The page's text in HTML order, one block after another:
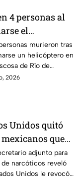
4 personas al
el
en el que
en zona
de Río de
murieron tras
un helicóptero en
de Río de
impacto provocó un
2026
Unidos quitó
que
vínculos con
criminales
adjunto para
de narcóticos reveló
Unidos le revocó